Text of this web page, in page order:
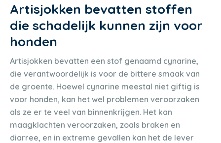
Artisjokken bevatten stoffen
die schadelijk kunnen zijn voor
honden
Artisjokken bevatten een stof genaamd cynarine,
die verantwoordelijk is voor de bittere smaak van
de groente. Hoewel cynarine meestal niet giftig is
voor honden, kan het wel problemen veroorzaken
als ze er te veel van binnenkrijgen. Het kan
maagklachten veroorzaken, zoals braken en
diarree, en in extreme gevallen kan het de lever